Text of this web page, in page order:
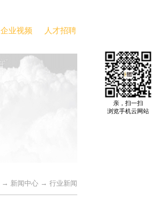
企业视频 人才招聘
→ 新闻中心 → 行业新闻
亲，扫一扫
浏览手机云网站